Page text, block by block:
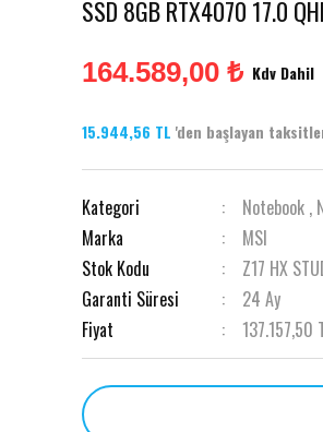
SSD 8GB RTX4070 17.0
164.589,00 ₺ Kdv Dahil
15.944,56 TL 'den başlayan
Kategori Notebook ,
Marka
MSI
Stok Kodu
Z17 HX
Garanti Süresi
24 Ay
Fiyat
137.157,50